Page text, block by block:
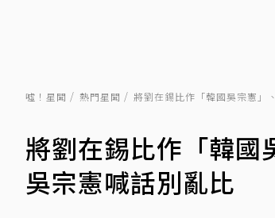
噓！星聞 熱門星聞 將劉在錫比作「韓國吳宗憲
將劉在錫比作「韓
吳宗憲喊話別亂比